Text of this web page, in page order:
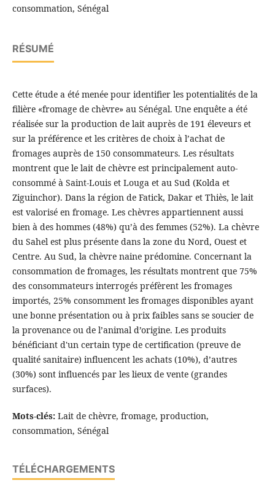
consommation, Sénégal
RÉSUMÉ
Cette étude a été menée pour identifier les potentialités de la
filière «fromage de chèvre» au Sénégal. Une enquête a été
réalisée sur la production de lait auprès de 191 éleveurs et
sur la préférence et les critères de choix à l’achat de
fromages auprès de 150 consommateurs. Les résultats
montrent que le lait de chèvre est principalement auto-
consommé à Saint-Louis et Louga et au Sud (Kolda et
Ziguinchor). Dans la région de Fatick, Dakar et Thiès, le lait
est valorisé en fromage. Les chèvres appartiennent aussi
bien à des hommes (48%) qu’à des femmes (52%). La chèvre
du Sahel est plus présente dans la zone du Nord, Ouest et
Centre. Au Sud, la chèvre naine prédomine. Concernant la
consommation de fromages, les résultats montrent que 75%
des consommateurs interrogés préfèrent les fromages
importés, 25% consomment les fromages disponibles ayant
une bonne présentation ou à prix faibles sans se soucier de
la provenance ou de l’animal d’origine. Les produits
bénéficiant d'un certain type de certification (preuve de
qualité sanitaire) influencent les achats (10%), d’autres
(30%) sont influencés par les lieux de vente (grandes
surfaces).
Mots-clés:Lait de chèvre, fromage, production,
consommation, Sénégal
TÉLÉCHARGEMENTS